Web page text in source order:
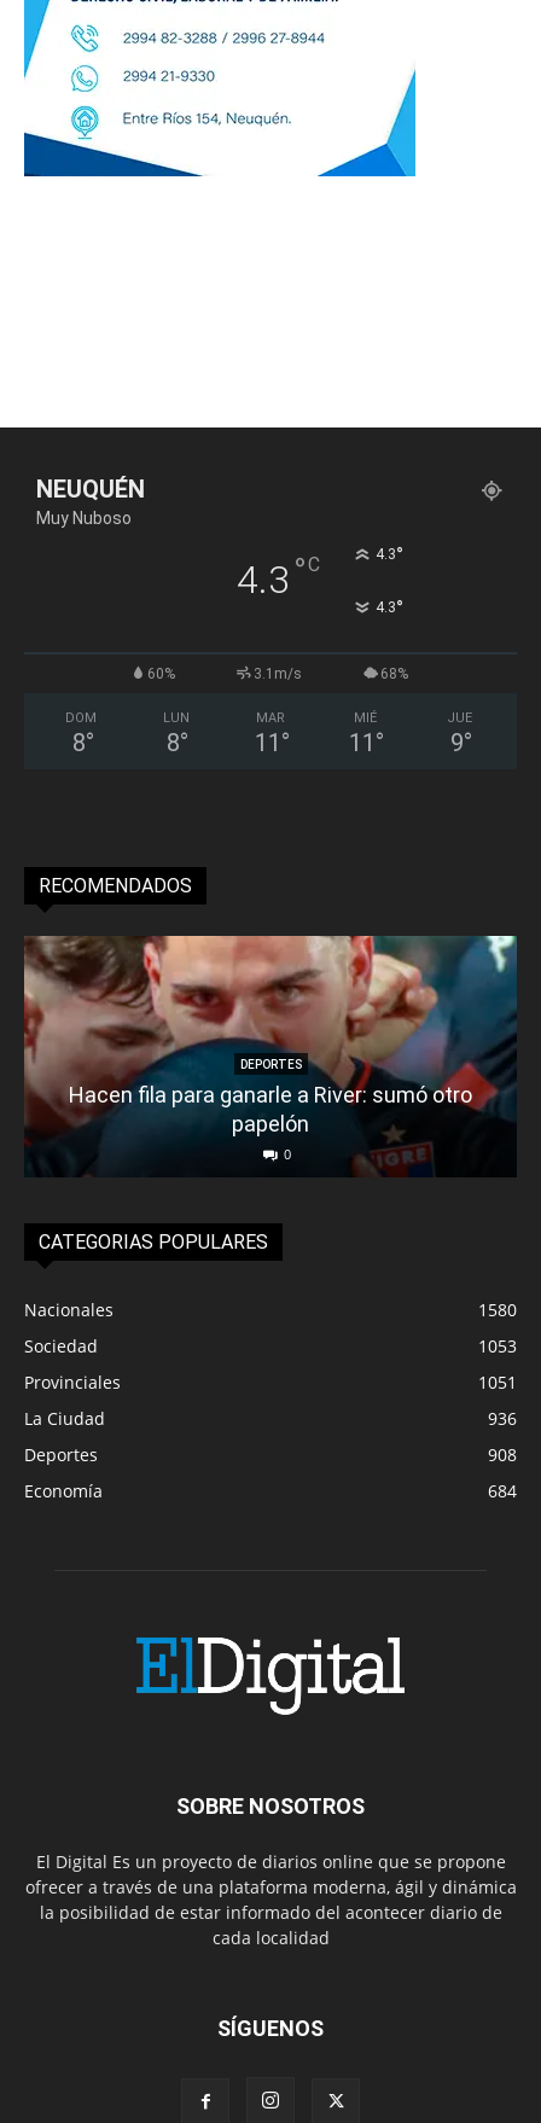
NEUQUÉN
Muy Nuboso
4.3 °C 4.3°
4.3°
60% 3.1m/s 68%
DOM
8°
LUN
8°
MAR
11 °
MIÉ
11 °
JUE
9°
RECOMENDADOS
DEPORTES
Hacen fila para ganarle a River: sumó otro
papelón
0
CATEGORIAS POPULARES
Nacionales
1580
Sociedad
1053
Provinciales
1051
La Ciudad
936
Deportes
908
Economía
684
SOBRE NOSOTROS
El Digital Es un proyecto de diarios online que se propone
ofrecer a través de una plataforma moderna, ágil y dinámica
la posibilidad de estar informado del acontecer diario de
cada localidad
SÍGUENOS